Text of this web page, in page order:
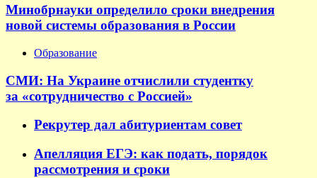
Минобрнауки определило сроки внедрения
новой системы образования в России
Образование
СМИ: На Украине отчислили студентку
за «сотрудничество с Россией»
Рекрутер дал абитуриентам совет
Апелляция ЕГЭ: как подать, порядок
рассмотрения и сроки